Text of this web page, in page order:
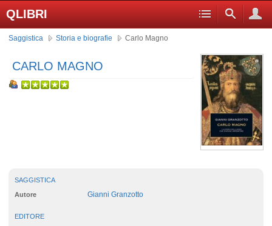
QLIBRI
Saggistica Storia e biografie Carlo Magno
CARLO MAGNO
SAGGISTICA
Autore Gianni Granzotto
EDITORE